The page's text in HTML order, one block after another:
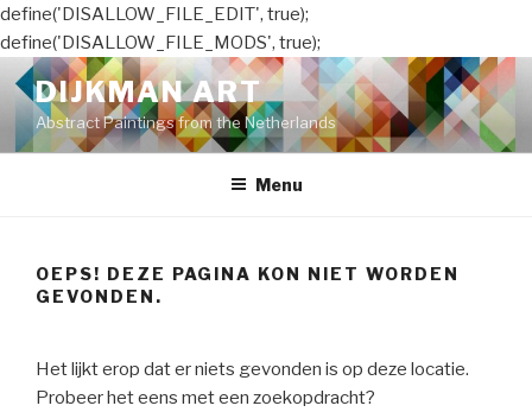
define('DISALLOW_FILE_EDIT', true);
define('DISALLOW_FILE_MODS', true);
Naar
de
inhoud
springen
DIJKMAN ART
Abstract Paintings from the Netherlands
Menu
OEPS! DEZE PAGINA KON NIET WORDEN
GEVONDEN.
Het lijkt erop dat er niets gevonden is op deze locatie.
Probeer het eens met een zoekopdracht?